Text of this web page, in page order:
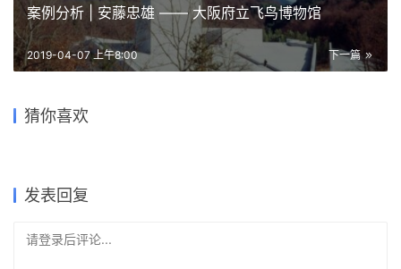
案例分析 | 安藤忠雄 ——​ 大阪府立飞鸟博物馆
下一篇
2019-04-07 上午8:00
猜你喜欢
URBANUS都市实践
罗湖未来中小学 / 日比野设计
住宅与餐厅「Maison Owl」 /
发表回复
请登录后评论...